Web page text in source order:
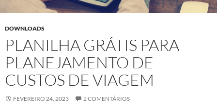
DOWNLOADS
PLANILHA GRÁTIS PARA
PLANEJAMENTO DE
CUSTOS DE VIAGEM
FEVEREIRO 24, 2023 2 COMENTÁRIOS